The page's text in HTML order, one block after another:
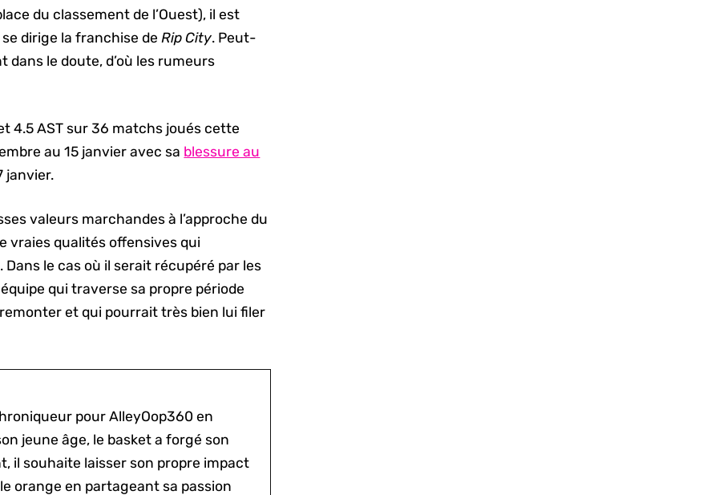
du classement de l’Ouest), il est
dirige la franchise de Rip City. Peut-
le doute, d’où les rumeurs
4.5 AST sur 36 matchs joués cette
au 15 janvier avec sa blessure au
janvier.
valeurs marchandes à l’approche du
vraies qualités offensives qui
le cas où il serait récupéré par les
qui traverse sa propre période
et qui pourrait très bien lui filer
pour AlleyOop360 en
jeune âge, le basket a forgé son
il souhaite laisser son propre impact
orange en partageant sa passion